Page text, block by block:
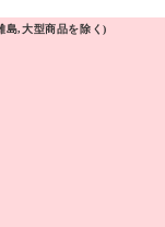
島,大型商品を除く)